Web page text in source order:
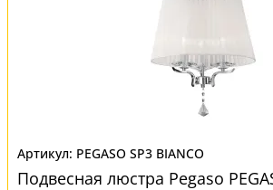
PEGASO SP3 BIANCO
Подвесная люстра Pegaso